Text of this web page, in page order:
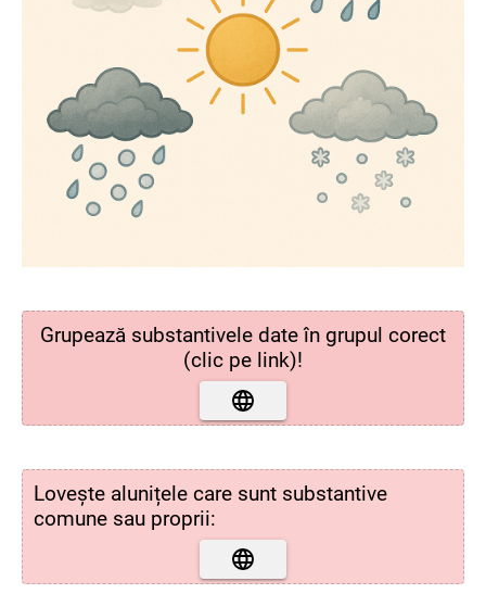
Grupează substantivele date în grupul corect
(clic pe link)!
Lovește alunițele care sunt substantive
comune sau proprii: